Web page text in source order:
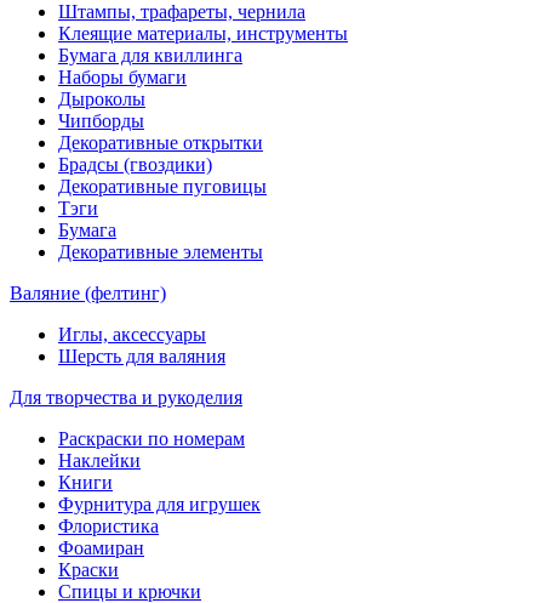
Штампы, трафареты, чернила
Клеящие материалы, инструменты
Бумага для квиллинга
Наборы бумаги
Дыроколы
Чипборды
Декоративные открытки
Брадсы (гвоздики)
Декоративные пуговицы
Тэги
Бумага
Декоративные элементы
Валяние (фелтинг)
Иглы, аксессуары
Шерсть для валяния
Для творчества и рукоделия
Раскраски по номерам
Наклейки
Книги
Фурнитура для игрушек
Флористика
Фоамиран
Краски
Спицы и крючки